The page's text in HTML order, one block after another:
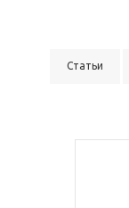
Статьи